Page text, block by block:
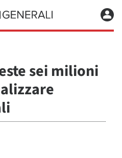
sei milioni